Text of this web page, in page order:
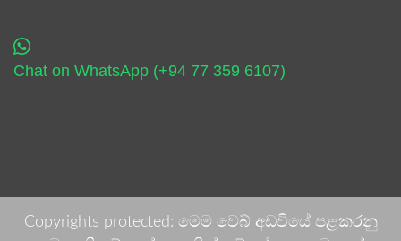
Chat on WhatsApp (+94 77 359 6107)
Copyrights protected: මෙම වෙබ් අඩවියේ පළකරනු